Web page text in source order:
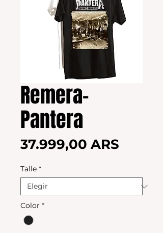
Remera-
Pantera
37.999,00 ARS
Talle *
Color *